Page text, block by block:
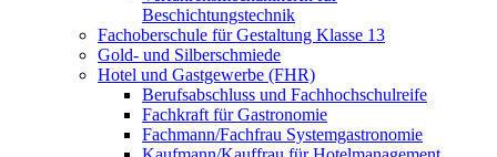
Beschichtungstechnik
Fachoberschule für Gestaltung Klasse 13
Gold- und Silberschmiede
Hotel und Gastgewerbe (FHR)
Berufsabschluss und Fachhochschulreife
Fachkraft für Gastronomie
Fachmann/Fachfrau Systemgastronomie